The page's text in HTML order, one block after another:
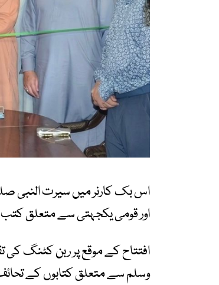
اس بک کارنر میں سیرت النبی
اور قومی یکجہتی سے متعلق
افتتاح کے موقع پر ربن کٹنگ
وسلم سے متعلق کتابوں کے